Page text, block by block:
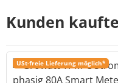
Kunden
USt-freie Lieferung möglich*